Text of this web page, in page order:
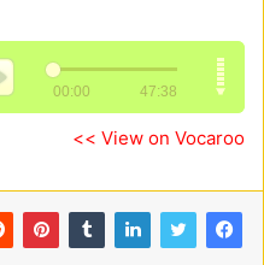
View on Vocaroo >>